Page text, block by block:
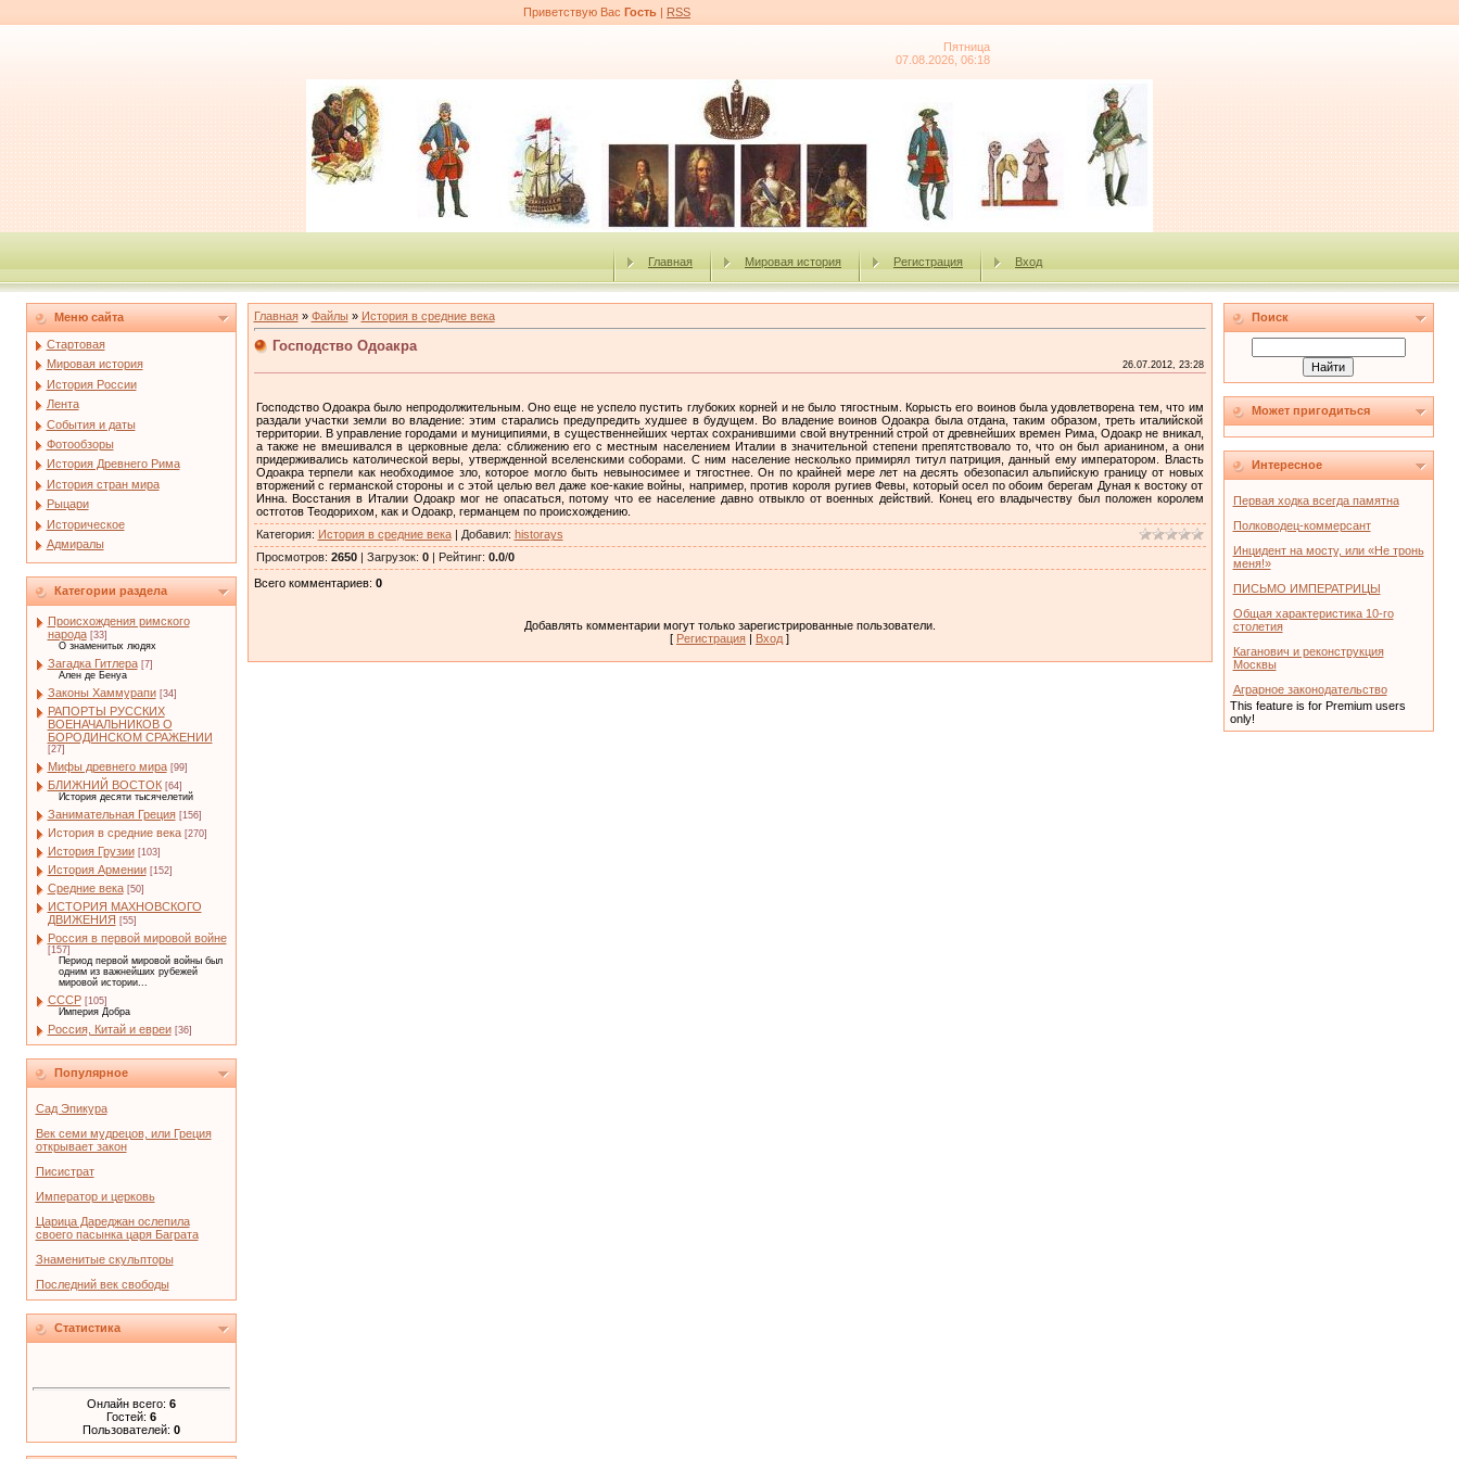
Приветствую Вас Гость | RSS
Пятница
07.08.2026, 06:18
Главная Мировая история Регистрация Вход
Меню сайта
Стартовая
Мировая история
История России
Лента
События и даты
Фотообзоры
История Древнего Рима
История стран мира
Рыцари
Историческое
Адмиралы
Категории раздела
Происхождения римского
народа [33]
О знаменитых людях
Загадка Гитлера [7]
Ален де Бенуа
Законы Хаммурапи [34]
РАПОРТЫ РУССКИХ
ВОЕНАЧАЛЬНИКОВ О
БОРОДИНСКОМ СРАЖЕНИИ
[27]
Мифы древнего мира [99]
БЛИЖНИЙ ВОСТОК [64]
История десяти тысячелетий
Занимательная Греция [156]
История в средние века [270]
История Грузии [103]
История Армении [152]
Средние века [50]
ИСТОРИЯ МАХНОВСКОГО
ДВИЖЕНИЯ [55]
Россия в первой мировой войне
[157]
Период первой мировой войны был
одним из важнейших рубежей
мировой истории...
СССР [105]
Империя Добра
Россия, Китай и евреи [36]
Популярное
Сад Эпикура
Век семи мудрецов, или Греция
открывает закон
Писистрат
Император и церковь
Царица Дареджан ослепила
своего пасынка царя Баграта
Знаменитые скульпторы
Последний век свободы
Статистика
Онлайн всего: 6
Гостей: 6
Пользователей: 0
Главная» Файлы» История в средние века
Господство Одоакра
26.07.2012, 23:28
Господство Одоакра было непродолжительным. Оно еще не успело пустить глубоких корней и не было тягостным. Корысть его воинов была удовлетворена тем, что им
раздали участки земли во владение: этим старались предупредить худшее в будущем. Во владение воинов Одоакра была отдана, таким образом, треть италийской
территории. В управление городами и муниципиями, в существеннейших чертах сохранившими свой внутренний строй от древнейших времен Рима, Одоакр не вникал,
а также не вмешивался в церковные дела: сближению его с местным населением Италии в значительной степени препятствовало то, что он был арианином, а они
придерживались католической веры, утвержденной вселенскими соборами. С ним население несколько примирял титул патриция, данный ему императором. Власть
Одоакра терпели как необходимое зло, которое могло быть невыносимее и тягостнее. Он по крайней мере лет на десять обезопасил альпийскую границу от новых
вторжений с германской стороны и с этой целью вел даже кое-какие войны, например, против короля ругиев Февы, который осел по обоим берегам Дуная к востоку от
Инна. Восстания в Италии Одоакр мог не опасаться, потому что ее население давно отвыкло от военных действий. Конец его владычеству был положен королем
остготов Теодорихом, как и Одоакр, германцем по происхождению.
Категория: История в средние века| Добавил: historays
Просмотров: 2650| Загрузок: 0| Рейтинг: 0.0/0
Всего комментариев: 0
Добавлять комментарии могут только зарегистрированные пользователи.
[ Регистрация | Вход ]
Поиск
Может пригодиться
Интересное
Первая ходка всегда памятна
Полководец-коммерсант
Инцидент на мосту, или «Не тронь
меня!»
ПИСЬМО ИМПЕРАТРИЦЫ
Общая характеристика 10-го
столетия
Каганович и реконструкция
Москвы
Аграрное законодательство
This feature is for Premium users
only!